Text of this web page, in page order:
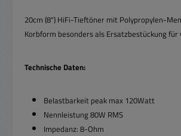
20cm (8") HiFi-Tieftöner mit Polypropylen-
Korbform besonders als Ersatzbestückung
Technische Daten:
Belastbarkeit peak max 120Watt
Nennleistung 80W RMS
Impedanz: 8-Ohm